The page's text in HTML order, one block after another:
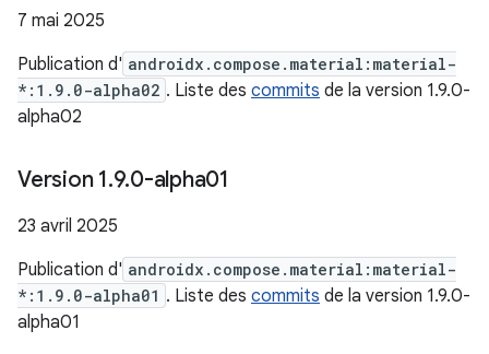
7 mai 2025
Publication d' androidx.compose.material:material-
*:1.9.0-alpha02 . Liste des commits de la version 1.9.0-
alpha02
Version 1.9.0-alpha01
23 avril 2025
Publication d' androidx.compose.material:material-
*:1.9.0-alpha01 . Liste des commits de la version 1.9.0-
alpha01